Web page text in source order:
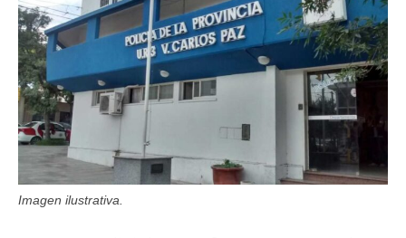
Imagen ilustrativa.